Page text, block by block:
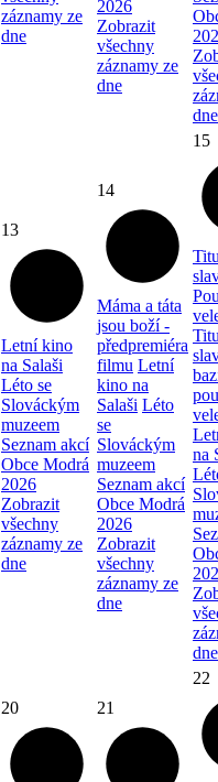
záznamy ze
dne
2026
Zobrazit
všechny
záznamy ze
dne
dne
13
Letní kino
na Salaši
Léto se
Slováckým
muzeem
Seznam akcí
Obce Modrá
2026
Zobrazit
všechny
záznamy ze
dne
14
Máma a táta
jsou boží -
předpremiéra
filmu Letní
kino na
Salaši Léto
se
Slováckým
muzeem
Seznam akcí
Obce Modrá
2026
Zobrazit
všechny
záznamy ze
dne
15
na
dne
20 21
22